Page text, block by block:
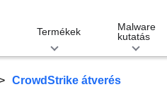
Termékek
Malware
kutatás
CrowdStrike átverés